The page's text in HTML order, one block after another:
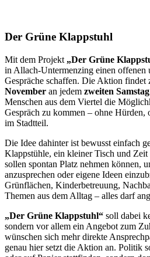
Der Grüne Klappstuhl
Mit dem Projekt „Der Grüne
in Allach-Untermenzing einen
Gespräche schaffen. Die Aktion findet
November an jedem zweiten
Menschen aus dem Viertel die
Gespräch zu kommen – ohne Hürden,
im Stadtteil.
Die Idee dahinter ist bewusst einfach
Klappstühle, ein kleiner Tisch und Zeit
sollen spontan Platz nehmen können,
anzusprechen oder eigene Ideen
Grünflächen, Kinderbetreuung,
Themen aus dem Alltag – alles darf
„Der Grüne Klappstuhl“ soll dabei
sondern vor allem ein Angebot zum
wünschen sich mehr direkte
genau hier setzt die Aktion an. Politik